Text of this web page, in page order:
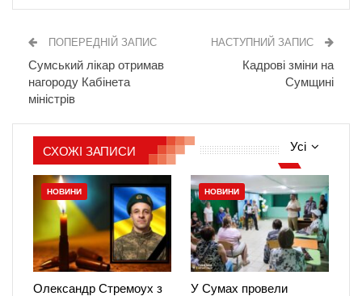
ПОПЕРЕДНІЙ ЗАПИС
Сумський лікар отримав
нагороду Кабінета
міністрів
НАСТУПНИЙ ЗАПИС
Кадрові зміни на
Сумщині
Усі
СХОЖІ ЗАПИСИ
НОВИНИ
Олександр Стремоух з
НОВИНИ
У Сумах провели